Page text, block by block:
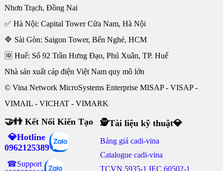
Nhơn Trạch, Đồng Nai
✅ Hà Nội: Capital Tower Cửa Nam, Hà Nội
🔷 Sài Gòn: Saigon Tower, Bến Nghé, HCM
🆔 Huế: Số 92 Trần Hưng Đạo, Phú Xuân, TP. Huế
Nhà sản xuất cáp điện Việt Nam quy mô lớn
© Vina Network MicroSystems Enterprise MISAP - VISAP -
VIMAIL - VICHAT - VIMARK
🤝👬 Kết Nối Kiến Tạo
💎Hotline
0962125389
☎Support
🕵Tài liệu kỹ thuật💎
Bảng giá cadi-vina
Catalogue cadi-vina
TCVN 5935-1 IEC 60502-1